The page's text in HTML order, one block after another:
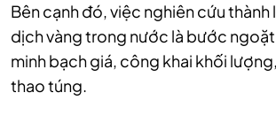
Bên cạnh đó, việc nghiên cứu thành
dịch vàng trong nước là bước
minh bạch giá, công khai khối
thao túng.